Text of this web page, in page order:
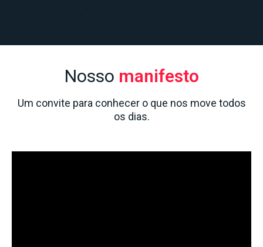
Nosso manifesto
Um convite para conhecer o que nos move todos
os dias.